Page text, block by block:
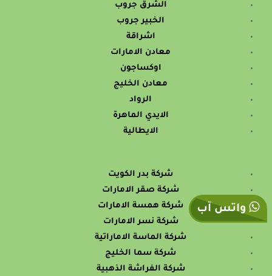
واتس آب
الشرق جروب
الخبير جروب
اشراقة
معادن الامارات
اوكساجون
معادن الخليج
الرواد
الايدي الماهرة
الايطالية
شركة بدر الكويت
شركة صقر الامارات
شركة همسة الامارات
شركة نسر الامارات
شركة الماسة الاماراتية
شركة سما الخليج
شركة الفراشة الذهبية